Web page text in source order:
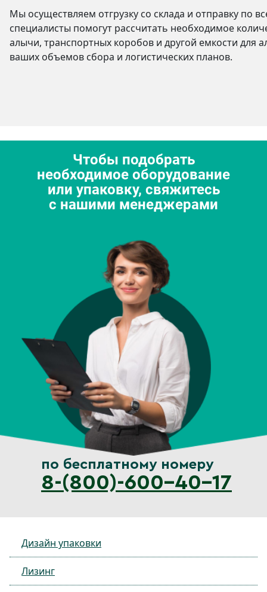
Мы осуществляем отгрузку со склада и отправку по
специалисты помогут рассчитать необходимое
алычи, транспортных коробов и другой емкости для
ваших объемов сбора и логистических планов.
Чтобы подобрать
необходимое оборудование
или упаковку, свяжитесь
с нашими менеджерами
по бесплатному номеру
8-(800)-600-40-17
Дизайн упаковки
Лизинг